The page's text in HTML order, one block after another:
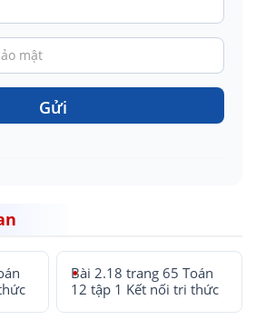
Gửi
Bài 2.18 trang 65 Toán
12 tập 1 Kết nối tri thức